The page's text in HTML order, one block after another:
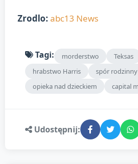
Zrodlo: abc13 News
Tagi: morderstwo
Teksas
hrabstwo Harris
spór rodzinny
opieka nad dzieckiem
capital
Udostępnij: